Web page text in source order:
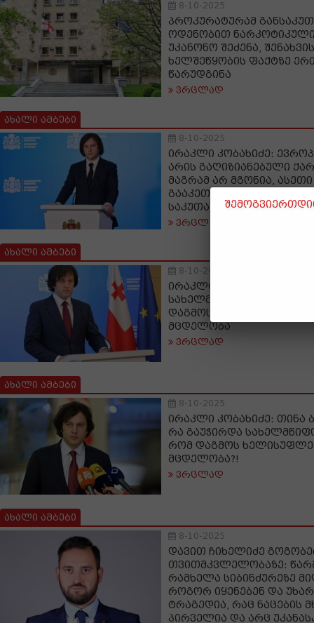
8-10-2025
პროკურატურამ
ოდენობით
უკანონო შეძენა,
ხელშეწყობის ფაქტზე
წარუდგინა
ვრცლად
ახალი ამბები
8-10-2025
ირაკლი კობახიძე:
არის გაღიზიანებული
მაგრამ არ მგონია,
გააკეთონ, რომ
საკუთარი პოლიტიკური
ვრცლად
ახალი ამბები
8-10-2025
ირაკლი კობახიძე: ჩემი
სახელმწიფო
დაგმოს მკაფიოდ
მცდელობა
ვრცლად
ახალი ამბები
8-10-2025
ირაკლი კობახიძე: თინა
რა გაუჭირდა
რომ დაგმოს
მცდელობა?!
ვრცლად
ახალი ამბები
8-10-2025
დავით ჩიხელიძე
თვითმკვლელობაზე:
რამხელა სიბინძურეზე
როგორ იყენებენ და
ტრაგედია, რაც ნაცების
პირველია და არც